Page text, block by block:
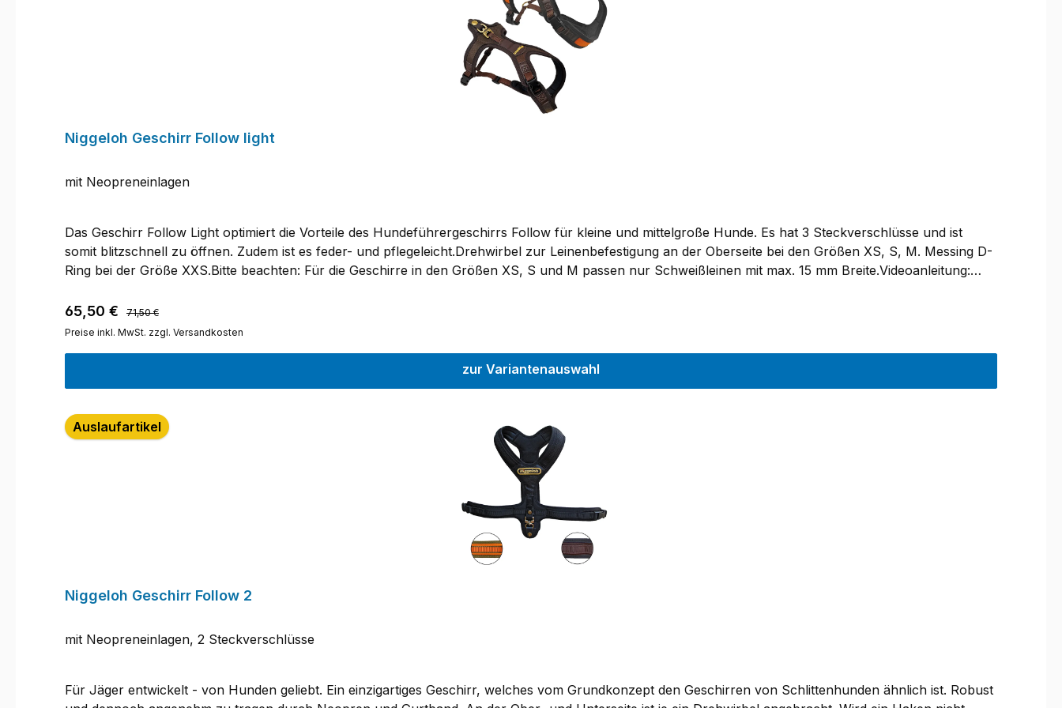
PLUS ist in den Größen S, M, L und XL erhältlich und eignet sich damit für eine große Bandbreite an Hunderassen. Von sportlichen Malinois und
Schäferhunden über Retriever bis hin zu großen Rassen wie Berner Sennenhund oder Rottweiler finden viele Dienst- und Sporthunde im Follow Sport
PLUS das passende Geschirr.Dank seiner pflegeleichten Eigenschaften ist das Geschirr schnell gereinigt und somit ideal für den regelmäßigen, intensiven
Einsatz. Die auffällige gelb-rote Farbgebung mit schwarzen Applikationen sorgt zudem für gute Sichtbarkeit und einen sportlichen Look.
Niggeloh Geschirr Follow light
mit Neopreneinlagen
Das Geschirr Follow Light optimiert die Vorteile des Hundeführergeschirrs Follow für kleine und mittelgroße Hunde. Es hat 3 Steckverschlüsse und ist
somit blitzschnell zu öffnen. Zudem ist es feder- und pflegeleicht.Drehwirbel zur Leinenbefestigung an der Oberseite bei den Größen XS, S, M. Messing D-
Ring bei der Größe XXS.Bitte beachten: Für die Geschirre in den Größen XS, S und M passen nur Schweißleinen mit max. 15 mm Breite.Videoanleitung:
Verkaufspreis:
65,50 € Regulärer Preis:
71,50 €
Preise inkl. MwSt. zzgl. Versandkosten
zur Variantenauswahl
Auslaufartikel
Niggeloh Geschirr Follow 2
mit Neopreneinlagen, 2 Steckverschlüsse
Für Jäger entwickelt - von Hunden geliebt. Ein einzigartiges Geschirr, welches vom Grundkonzept den Geschirren von Schlittenhunden ähnlich ist. Robust